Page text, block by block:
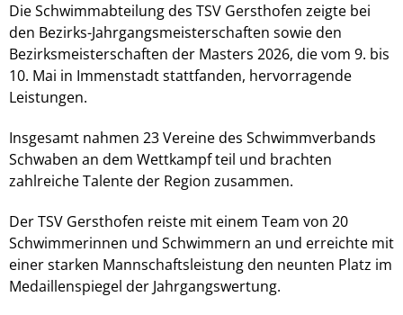
Die Schwimmabteilung des TSV Gersthofen zeigte bei
den Bezirks-Jahrgangsmeisterschaften sowie den
Bezirksmeisterschaften der Masters 2026, die vom 9. bis
10. Mai in Immenstadt stattfanden, hervorragende
Leistungen.
Insgesamt nahmen 23 Vereine des Schwimmverbands
Schwaben an dem Wettkampf teil und brachten
zahlreiche Talente der Region zusammen.
Der TSV Gersthofen reiste mit einem Team von 20
Schwimmerinnen und Schwimmern an und erreichte mit
einer starken Mannschaftsleistung den neunten Platz im
Medaillenspiegel der Jahrgangswertung.